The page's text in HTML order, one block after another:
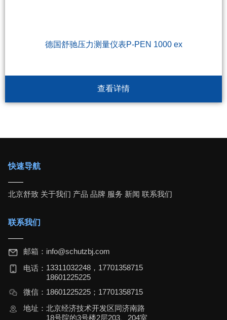
德国舒驰压力测量仪表P-PEN 1000 ex
查看详情
快速导航
北京舒致 关于我们 产品 品牌 服务 新闻 联系我们
联系我们
邮箱： info@schutzbj.com
电话： 13311032248，17701358715
18601225225
微信： 18601225225；17701358715
地址： 北京经济技术开发区同济南路
18号院的3号楼2层203、204室